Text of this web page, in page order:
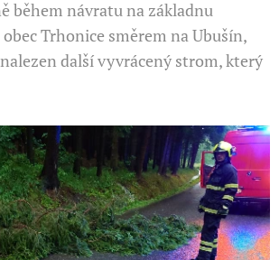
během návratu na základnu
Trhonice směrem na Ubušín,
další vyvrácený strom, který